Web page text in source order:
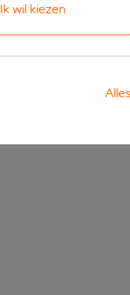
Ik wil kiezen